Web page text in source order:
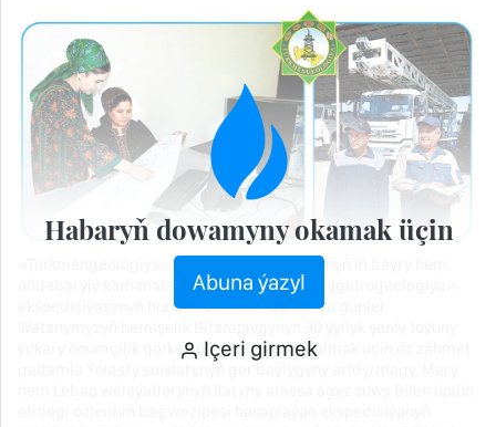
«Türkmengeologiýa» döwlet korporasiýasynyň iň baýry hem
öňdebaryjy kärhanalarynyň biri bolan «Marygidrogeologiýa»
ekspedisiýasynyň hünärmenleridir işçileri şu günler
ýokary önümçilik görkezijileri bilen garşy almak üçin öz zähmet
Habaryň dowamyny okamak üçin
Abuna ýazyl
Içeri girmek